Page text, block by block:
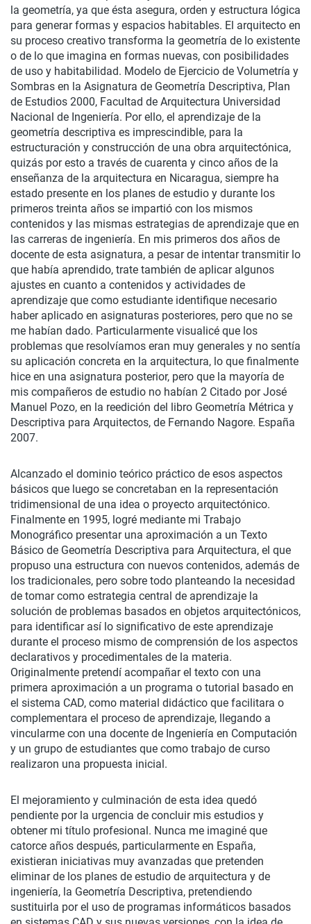
la geometría, ya que ésta asegura, orden y estructura lógica
para generar formas y espacios habitables. El arquitecto en
su proceso creativo transforma la geometría de lo existente
o de lo que imagina en formas nuevas, con posibilidades
de uso y habitabilidad. Modelo de Ejercicio de Volumetría y
Sombras en la Asignatura de Geometría Descriptiva, Plan
de Estudios 2000, Facultad de Arquitectura Universidad
Nacional de Ingeniería. Por ello, el aprendizaje de la
geometría descriptiva es imprescindible, para la
estructuración y construcción de una obra arquitectónica,
quizás por esto a través de cuarenta y cinco años de la
enseñanza de la arquitectura en Nicaragua, siempre ha
estado presente en los planes de estudio y durante los
primeros treinta años se impartió con los mismos
contenidos y las mismas estrategias de aprendizaje que en
las carreras de ingeniería. En mis primeros dos años de
docente de esta asignatura, a pesar de intentar transmitir lo
que había aprendido, trate también de aplicar algunos
ajustes en cuanto a contenidos y actividades de
aprendizaje que como estudiante identifique necesario
haber aplicado en asignaturas posteriores, pero que no se
me habían dado. Particularmente visualicé que los
problemas que resolvíamos eran muy generales y no sentía
su aplicación concreta en la arquitectura, lo que finalmente
hice en una asignatura posterior, pero que la mayoría de
mis compañeros de estudio no habían 2 Citado por José
Manuel Pozo, en la reedición del libro Geometría Métrica y
Descriptiva para Arquitectos, de Fernando Nagore. España
2007.
Alcanzado el dominio teórico práctico de esos aspectos
básicos que luego se concretaban en la representación
tridimensional de una idea o proyecto arquitectónico.
Finalmente en 1995, logré mediante mi Trabajo
Monográfico presentar una aproximación a un Texto
Básico de Geometría Descriptiva para Arquitectura, el que
propuso una estructura con nuevos contenidos, además de
los tradicionales, pero sobre todo planteando la necesidad
de tomar como estrategia central de aprendizaje la
solución de problemas basados en objetos arquitectónicos,
para identificar así lo significativo de este aprendizaje
durante el proceso mismo de comprensión de los aspectos
declarativos y procedimentales de la materia.
Originalmente pretendí acompañar el texto con una
primera aproximación a un programa o tutorial basado en
el sistema CAD, como material didáctico que facilitara o
complementara el proceso de aprendizaje, llegando a
vincularme con una docente de Ingeniería en Computación
y un grupo de estudiantes que como trabajo de curso
realizaron una propuesta inicial.
El mejoramiento y culminación de esta idea quedó
pendiente por la urgencia de concluir mis estudios y
obtener mi título profesional. Nunca me imaginé que
catorce años después, particularmente en España,
existieran iniciativas muy avanzadas que pretenden
eliminar de los planes de estudio de arquitectura y de
ingeniería, la Geometría Descriptiva, pretendiendo
sustituirla por el uso de programas informáticos basados